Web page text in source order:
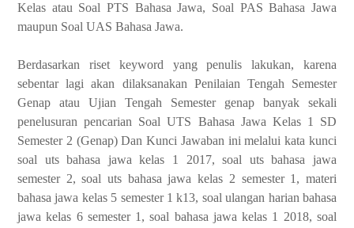
Kelas atau Soal PTS Bahasa Jawa, Soal PAS Bahasa Jawa
maupun Soal UAS Bahasa Jawa.
Berdasarkan riset keyword yang penulis lakukan, karena
sebentar lagi akan dilaksanakan Penilaian Tengah Semester
Genap atau Ujian Tengah Semester genap banyak sekali
penelusuran pencarian Soal UTS Bahasa Jawa Kelas 1 SD
Semester 2 (Genap) Dan Kunci Jawaban ini melalui kata kunci
soal uts bahasa jawa kelas 1 2017, soal uts bahasa jawa
semester 2, soal uts bahasa jawa kelas 2 semester 1, materi
bahasa jawa kelas 5 semester 1 k13, soal ulangan harian bahasa
jawa kelas 6 semester 1, soal bahasa jawa kelas 1 2018, soal